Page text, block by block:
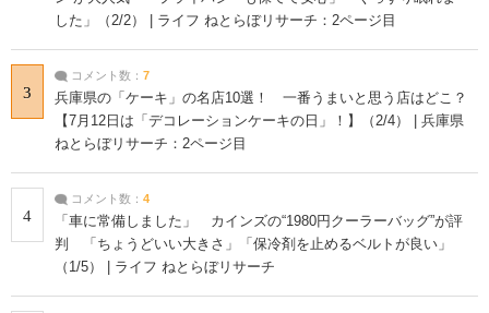
した」（2/2） | ライフ ねとらぼリサーチ：2ページ目
3
コメント数： 7
兵庫県の「ケーキ」の名店10選！ 一番うまいと思う店はどこ？
【7月12日は「デコレーションケーキの日」！】（2/4） | 兵庫県
ねとらぼリサーチ：2ページ目
4
コメント数： 4
「車に常備しました」 カインズの“1980円クーラーバッグ”が評
判 「ちょうどいい大きさ」「保冷剤を止めるベルトが良い」
（1/5） | ライフ ねとらぼリサーチ